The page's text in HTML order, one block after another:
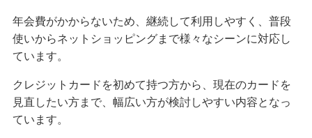
年会費がかからないため、継続して利用しやすく、普段
使いからネットショッピングまで様々なシーンに対応し
ています。
クレジットカードを初めて持つ方から、現在のカードを
見直したい方まで、幅広い方が検討しやすい内容となっ
ています。